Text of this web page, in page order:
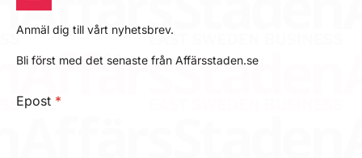
Anmäl dig till vårt nyhetsbrev.
Bli först med det senaste från Affärsstaden.se
Epost *